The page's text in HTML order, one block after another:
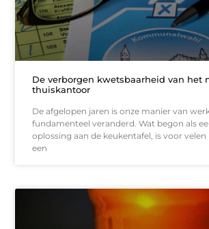
De verborgen kwetsbaarheid van het
thuiskantoor
De afgelopen jaren is onze manier van
fundamenteel veranderd. Wat begon als
oplossing aan de keukentafel, is voor
een